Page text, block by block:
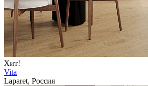
Хит!
Vita
Laparet, Россия